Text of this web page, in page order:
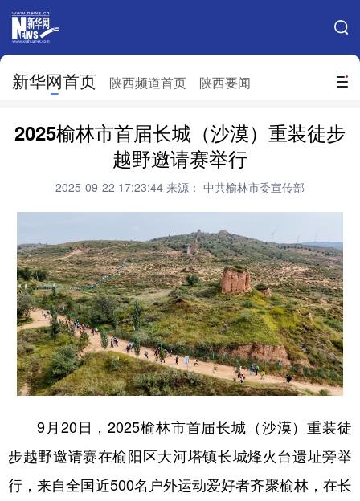
搜索
新华网首页 陕西频道首页 陕西要闻
网站地图
北京 天津 河北 山西
辽宁 吉林 上海 江苏
浙江 安徽 福建 江西
山东 河南 湖北 湖南
广东 广西 海南 重庆
四川 贵州 云南 西藏
陕西 甘肃 青海 宁夏
新疆 内蒙古 黑龙江
2025榆林市首届长城（沙漠）重装徒步
越野邀请赛举行
2025-09-22 17:23:44 来源： 中共榆林市委宣传部
9月20日，2025榆林市首届长城（沙漠）重装徒
步越野邀请赛在榆阳区大河塔镇长城烽火台遗址旁举
行，来自全国近500名户外运动爱好者齐聚榆林，在长